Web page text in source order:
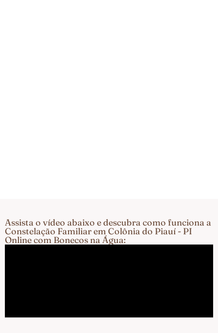
Assista o vídeo abaixo e descubra como funciona a
Constelação Familiar em Colônia do Piauí - PI
Online com Bonecos na Água: